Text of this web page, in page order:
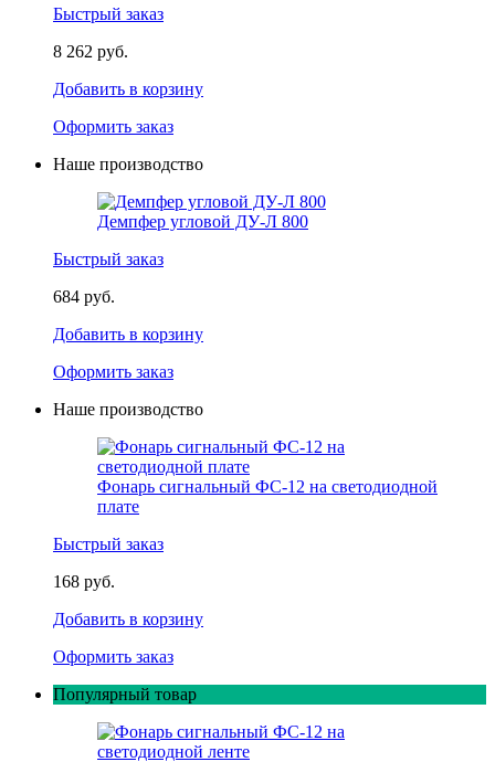
Быстрый заказ
8 262 руб.
Добавить в корзину
Оформить заказ
Наше производство
Демпфер угловой ДУ-Л 800
Быстрый заказ
684 руб.
Добавить в корзину
Оформить заказ
Наше производство
Фонарь сигнальный ФС-12 на светодиодной
плате
Быстрый заказ
168 руб.
Добавить в корзину
Оформить заказ
Популярный товар